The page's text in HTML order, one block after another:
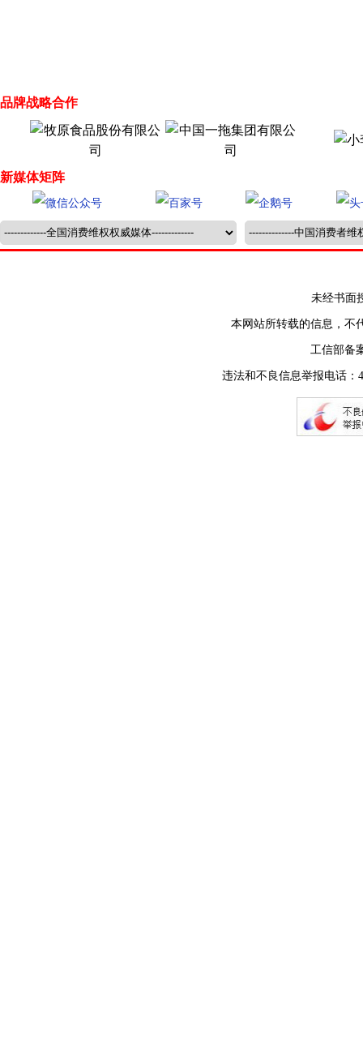
品牌战略合作
新媒体矩阵
未经书面
本网站所转载的信息，不
工信部备
违法和不良信息举报电话